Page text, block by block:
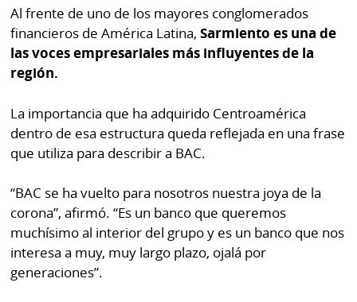
Al frente de uno de los mayores conglomerados
financieros de América Latina,Sarmiento es una de
las voces empresariales más influyentes de la
región.
La importancia que ha adquirido Centroamérica
dentro de esa estructura queda reflejada en una frase
que utiliza para describir a BAC.
“BAC se ha vuelto para nosotros nuestra joya de la
corona”, afirmó. “Es un banco que queremos
muchísimo al interior del grupo y es un banco que nos
interesa a muy, muy largo plazo, ojalá por
generaciones”.